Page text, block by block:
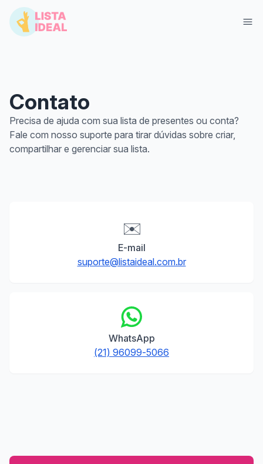
Contato
Precisa de ajuda com sua lista de presentes ou conta?
Fale com nosso suporte para tirar dúvidas sobre criar,
compartilhar e gerenciar sua lista.
✉️
E-mail
suporte@listaideal.com.br
WhatsApp
(21) 96099-5066